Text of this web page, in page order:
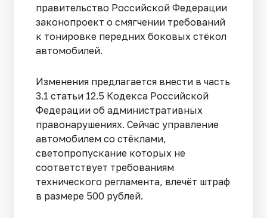
правительство Российской Федерации
законопроект о смягчении требований
к тонировке передних боковых стёкол
автомобилей.
Изменения предлагается внести в часть
3.1 статьи 12.5 Кодекса Российской
Федерации об административных
правонарушениях. Сейчас управление
автомобилем со стёклами,
светопропускание которых не
соответствует требованиям
технического регламента, влечёт штраф
в размере 500 рублей.